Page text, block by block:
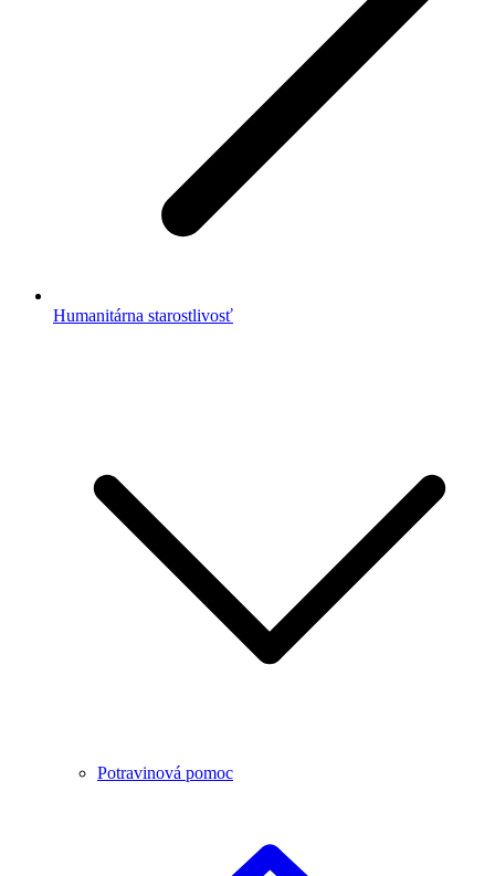
Humanitárna starostlivosť
Potravinová pomoc